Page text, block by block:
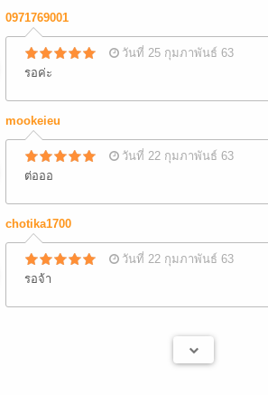
0971769001
วันที่ 25 กุมภาพันธ์ 63
รอค่ะ
mookeieu
วันที่ 22 กุมภาพันธ์ 63
ต่อออ
chotika1700
วันที่ 22 กุมภาพันธ์ 63
รอจ้า